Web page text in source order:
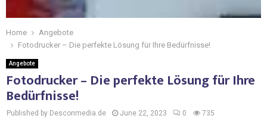
Home
Angebote
Fotodrucker – Die perfekte Lösung für Ihre Bedürfnisse!
Angebote
Fotodrucker – Die perfekte Lösung für Ihre
Bedürfnisse!
Published by Desconmedia.de June 22, 2023 0 735